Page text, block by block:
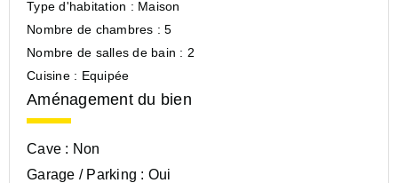
Type d'habitation : Maison
Nombre de chambres :5
Nombre de salles de bain : 2
Cuisine : Equipée
Aménagement du bien
Cave : Non
Garage / Parking : Oui